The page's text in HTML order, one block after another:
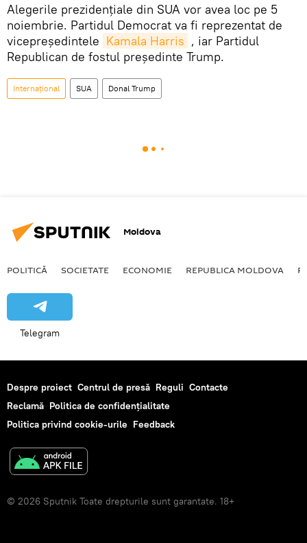
Alegerile prezidențiale din SUA vor avea loc pe 5
noiembrie. Partidul Democrat va fi reprezentat de
vicepreședintele Kamala Harris , iar Partidul
Republican de fostul președinte Trump.
Internațional SUA Donal Trump
Moldova
POLITICĂ SOCIETATE ECONOMIE REPUBLICA MOLDOVA
Telegram
Despre proiect Centrul de presă Reguli Contacte
Reclamă Politica de confidențialitate
Politica privind cookie-urile Feedback
© 2026 Sputnik Toate drepturile sunt garantate. 18+